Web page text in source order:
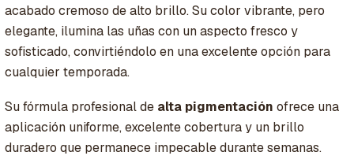
acabado cremoso de alto brillo. Su color vibrante, pero
elegante, ilumina las uñas con un aspecto fresco y
sofisticado, convirtiéndolo en una excelente opción para
cualquier temporada.
Su fórmula profesional de alta pigmentación ofrece una
aplicación uniforme, excelente cobertura y un brillo
duradero que permanece impecable durante semanas.